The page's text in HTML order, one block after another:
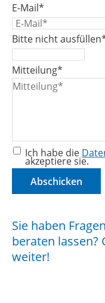
E-Mail*
Bitte nicht ausfüllen
Mitteilung*
Ich habe die
akzeptiere sie.
Abschicken
Sie haben
beraten lassen?
weiter!